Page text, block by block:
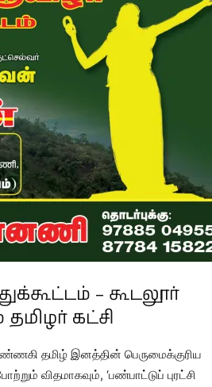
– கூடலூர்
கட்சி
தமிழ் இனத்தின் பெருமைக்குரிய
விதமாகவும், ‘பண்பாட்டுப் புரட்சி